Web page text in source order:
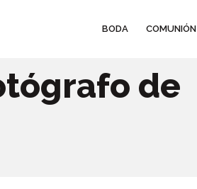
BODA COMUNIÓN
de